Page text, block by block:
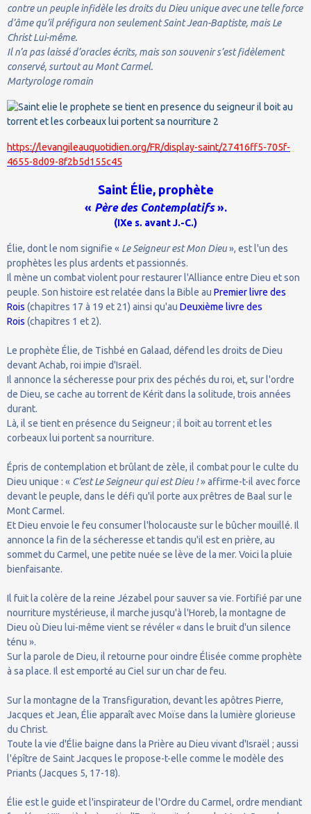
contre un peuple infidèle les droits du Dieu unique avec une telle force
d’âme qu’il préfigura non seulement Saint Jean-Baptiste, mais Le
Christ Lui-même.
Il n’a pas laissé d’oracles écrits, mais son souvenir s’est fidèlement
conservé, surtout au Mont Carmel.
Martyrologe romain
https://levangileauquotidien.org/FR/display-saint/27416ff5-705f-
4655-8d09-8f2b5d155c45
Saint Élie, prophète
« Père des Contemplatifs».
(IXe s. avant J.-C.)
Élie, dont le nom signifie « Le Seigneur est Mon Dieu», est l'un des
prophètes les plus ardents et passionnés.
Il mène un combat violent pour restaurer l'Alliance entre Dieu et son
peuple. Son histoire est relatée dans la Bible au Premier livre des
Rois (chapitres 17 à 19 et 21) ainsi qu'au Deuxième livre des
Rois (chapitres 1 et 2).
Le prophète Élie, de Tishbé en Galaad, défend les droits de Dieu
devant Achab, roi impie d'Israël.
Il annonce la sécheresse pour prix des péchés du roi, et, sur l'ordre
de Dieu, se cache au torrent de Kérit dans la solitude, trois années
durant.
Là, il se tient en présence du Seigneur ; il boit au torrent et les
corbeaux lui portent sa nourriture.
Épris de contemplation et brûlant de zèle, il combat pour le culte du
Dieu unique : « C'est Le Seigneur qui est Dieu !» affirme-t-il avec force
devant le peuple, dans le défi qu'il porte aux prêtres de Baal sur le
Mont Carmel.
Et Dieu envoie le feu consumer l'holocauste sur le bûcher mouillé. Il
annonce la fin de la sécheresse et tandis qu'il est en prière, au
sommet du Carmel, une petite nuée se lève de la mer. Voici la pluie
bienfaisante.
Il fuit la colère de la reine Jézabel pour sauver sa vie. Fortifié par une
nourriture mystérieuse, il marche jusqu'à l'Horeb, la montagne de
Dieu où Dieu lui-même vient se révéler « dans le bruit d'un silence
ténu ».
Sur la parole de Dieu, il retourne pour oindre Élisée comme prophète
à sa place. Il est emporté au Ciel sur un char de feu.
Sur la montagne de la Transfiguration, devant les apôtres Pierre,
Jacques et Jean, Élie apparaît avec Moïse dans la lumière glorieuse
du Christ.
Toute la vie d'Élie baigne dans la Prière au Dieu vivant d'Israël ; aussi
l'épître de Saint Jacques le propose-t-elle comme le modèle des
Priants (Jacques 5, 17-18).
Élie est le guide et l'inspirateur de l'Ordre du Carmel, ordre mendiant